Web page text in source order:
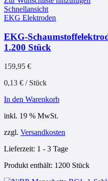
Schnellansicht
EKG Elektroden
EKG-
1.200 Stück
159,95 €
0,13 € / Stück
In den Warenkorb
inkl. 19 % MwSt.
zzgl. Versandkosten
Lieferzeit: 1 - 3 Tage
Produkt enthält: 1200 Stück